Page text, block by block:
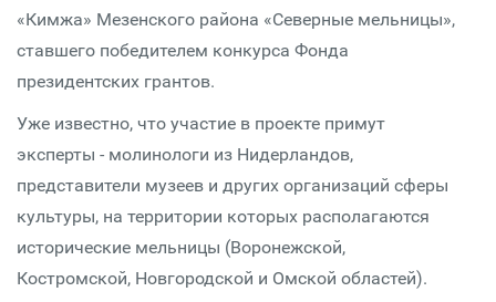
«Кимжа» Мезенского района «Северные мельницы»,
ставшего победителем конкурса Фонда
президентских грантов.
Уже известно, что участие в проекте примут
эксперты - молинологи из Нидерландов,
представители музеев и других организаций сферы
культуры, на территории которых располагаются
исторические мельницы (Воронежской,
Костромской, Новгородской и Омской областей).